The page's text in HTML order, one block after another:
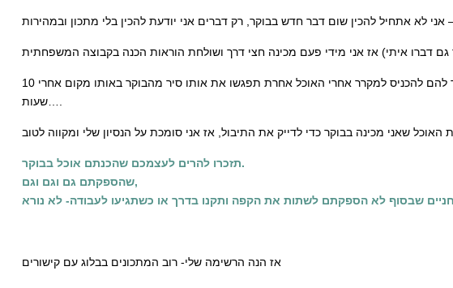
כשקר אין בעיה להשאיר סיר מבושל על הכיריים עד שהם חוזרים בצהריים, רק להזכיר להם להכניס למקרר אחרי האוכל אחרת תפגשו את אותו סיר מהבוקר באותו מקום אחרי 10
שעות….
תזכרו להרים לעצמכם שהכנתם אוכל בבוקר.
שהספקתם גם וגם וגם,
אז הנה הרשימה שלי- רוב המתכונים בבלוג עם קישורים